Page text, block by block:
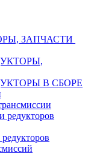
ЗАПЧАСТИ
В СБОРЕ
редукторов